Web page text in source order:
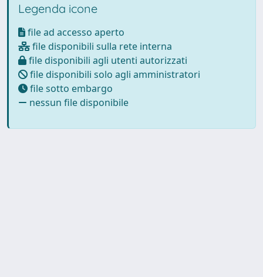
Legenda icone
file ad accesso aperto
file disponibili sulla rete interna
file disponibili agli utenti autorizzati
file disponibili solo agli amministratori
file sotto embargo
nessun file disponibile